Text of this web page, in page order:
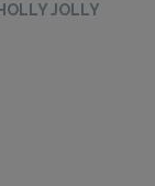
JOLLY